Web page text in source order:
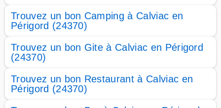
Trouvez un bon Camping à Calviac en
Périgord (24370)
Trouvez un bon Gite à Calviac en Périgord
(24370)
Trouvez un bon Restaurant à Calviac en
Périgord (24370)